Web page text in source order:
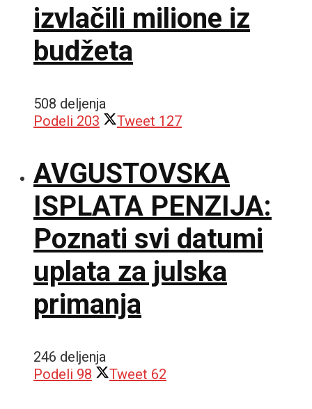
izvlačili milione iz
budžeta
508 deljenja
Podeli 203 Tweet 127
AVGUSTOVSKA
ISPLATA PENZIJA:
Poznati svi datumi
uplata za julska
primanja
246 deljenja
Podeli 98 Tweet 62